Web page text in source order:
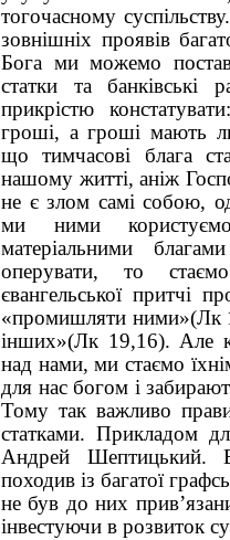
тогочасному
зовнішніх проявів
Бога ми можемо
статки та
прикрістю
гроші, а гроші мають
що тимчасові блага
нашому житті, аніж
не є злом самі собою,
ми ними
матеріальними
оперувати, то
євангельської притчі
«промишляти ними»(Лк
інших»(Лк 19,16). Але
над нами, ми стаємо
для нас богом і
Тому так важливо
статками. Прикладом
Андрей Шептицький.
походив із багатої
не був до них
інвестуючи в розвиток